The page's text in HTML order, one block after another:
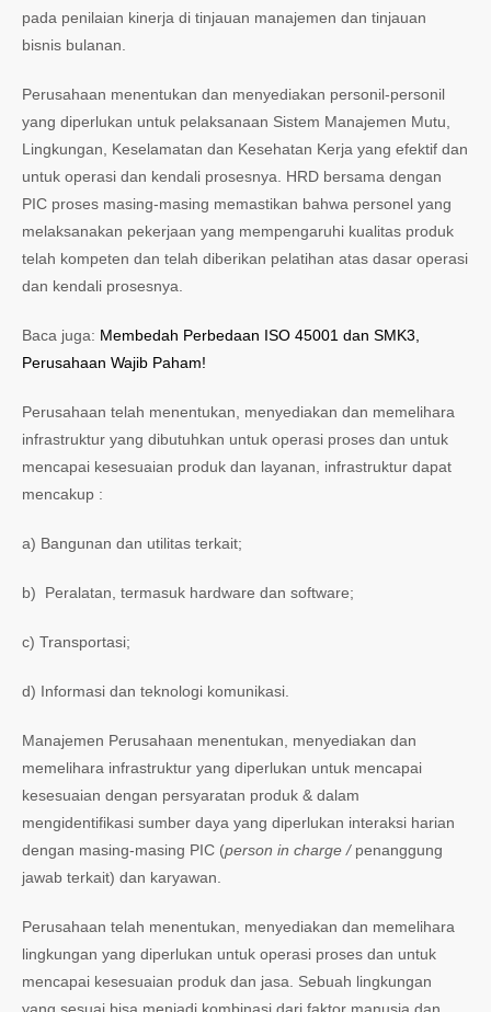
pada penilaian kinerja di tinjauan manajemen dan tinjauan
bisnis bulanan.
Perusahaan menentukan dan menyediakan personil-personil
yang diperlukan untuk pelaksanaan Sistem Manajemen Mutu,
Lingkungan, Keselamatan dan Kesehatan Kerja yang efektif dan
untuk operasi dan kendali prosesnya. HRD bersama dengan
PIC proses masing-masing memastikan bahwa personel yang
melaksanakan pekerjaan yang mempengaruhi kualitas produk
telah kompeten dan telah diberikan pelatihan atas dasar operasi
dan kendali prosesnya.
Baca juga: Membedah Perbedaan ISO 45001 dan SMK3,
Perusahaan Wajib Paham!
Perusahaan telah menentukan, menyediakan dan memelihara
infrastruktur yang dibutuhkan untuk operasi proses dan untuk
mencapai kesesuaian produk dan layanan, infrastruktur dapat
mencakup :
a) Bangunan dan utilitas terkait;
b) Peralatan, termasuk hardware dan software;
c) Transportasi;
d) Informasi dan teknologi komunikasi.
Manajemen Perusahaan menentukan, menyediakan dan
memelihara infrastruktur yang diperlukan untuk mencapai
kesesuaian dengan persyaratan produk & dalam
mengidentifikasi sumber daya yang diperlukan interaksi harian
dengan masing-masing PIC (person in charge / penanggung
jawab terkait) dan karyawan.
Perusahaan telah menentukan, menyediakan dan memelihara
lingkungan yang diperlukan untuk operasi proses dan untuk
mencapai kesesuaian produk dan jasa. Sebuah lingkungan